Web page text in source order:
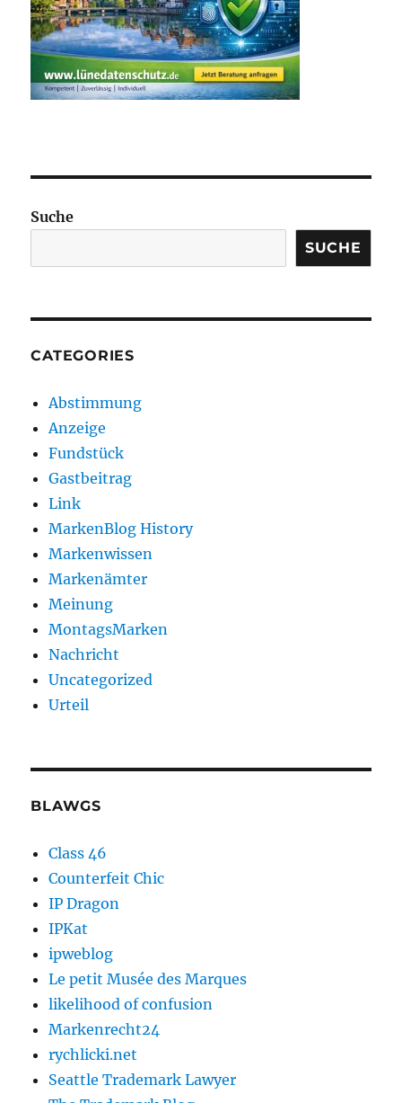
Suche
SUCHE
CATEGORIES
Abstimmung
Anzeige
Fundstück
Gastbeitrag
Link
MarkenBlog History
Markenwissen
Markenämter
Meinung
MontagsMarken
Nachricht
Uncategorized
Urteil
BLAWGS
Class 46
Counterfeit Chic
IP Dragon
IPKat
ipweblog
Le petit Musée des Marques
likelihood of confusion
Markenrecht24
rychlicki.net
Seattle Trademark Lawyer